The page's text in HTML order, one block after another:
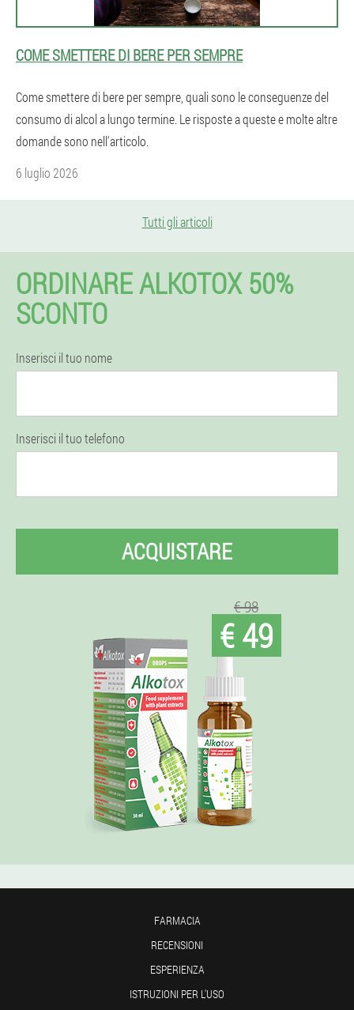
COME SMETTERE DI BERE PER SEMPRE
Come smettere di bere per sempre, quali sono le conseguenze del
consumo di alcol a lungo termine. Le risposte a queste e molte altre
domande sono nell'articolo.
6 luglio 2026
Tutti gli articoli
ORDINARE ALKOTOX 50%
SCONTO
Inserisci il tuo nome
Inserisci il tuo telefono
ACQUISTARE
€ 98
€ 49
FARMACIA
RECENSIONI
ESPERIENZA
ISTRUZIONI PER L'USO